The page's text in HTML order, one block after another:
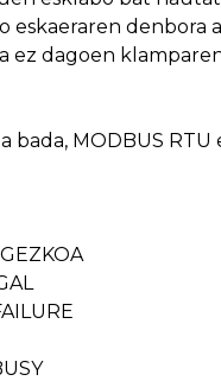
eskaeraren denbora
ez dagoen
bada, MODBUS